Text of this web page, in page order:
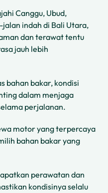
Canggu, Ubud,
indah di Bali Utara,
dan terawat tentu
jauh lebih
bahan bakar, kondisi
dalam menjaga
perjalanan.
motor yang terpercaya
bahan bakar yang
perawatan dan
kondisinya selalu